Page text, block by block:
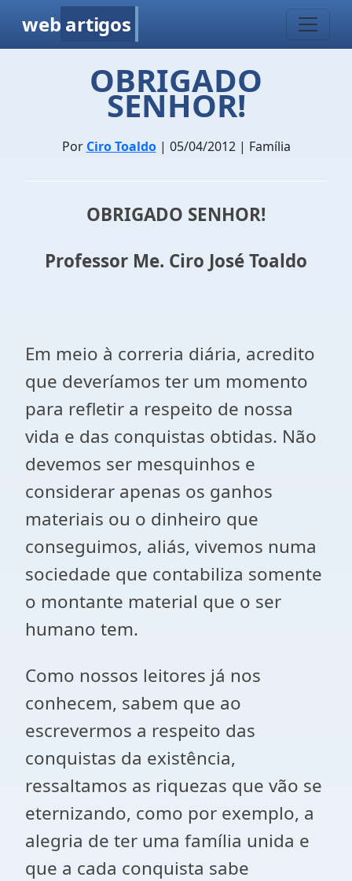
web artigos
OBRIGADO
SENHOR!
Por Ciro Toaldo| 05/04/2012 | Família
OBRIGADO SENHOR!
Professor Me. Ciro José Toaldo
Em meio à correria diária, acredito
que deveríamos ter um momento
para refletir a respeito de nossa
vida e das conquistas obtidas. Não
devemos ser mesquinhos e
considerar apenas os ganhos
materiais ou o dinheiro que
conseguimos, aliás, vivemos numa
sociedade que contabiliza somente
o montante material que o ser
humano tem.
Como nossos leitores já nos
conhecem, sabem que ao
escrevermos a respeito das
conquistas da existência,
ressaltamos as riquezas que vão se
eternizando, como por exemplo, a
alegria de ter uma família unida e
que a cada conquista sabe